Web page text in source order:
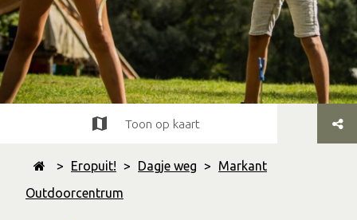
> Eropuit! > Dagje weg >
Markant
Outdoorcentrum
Toon op kaart